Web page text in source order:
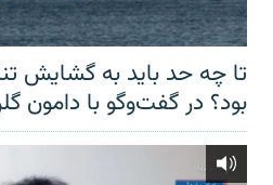
تا چه حد باید به گشایش
بود؟ در گفت‌وگو با دامون